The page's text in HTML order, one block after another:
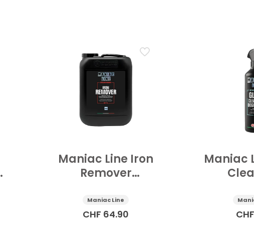
Maniac Line Iron
Remover
Auto 5 l
Maniac Line
CHF 64.90
Maniac
Auto
CHF